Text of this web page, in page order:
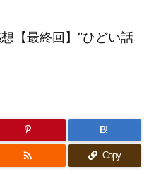
次へ
【最終回】”ひどい話
B!
 Copy